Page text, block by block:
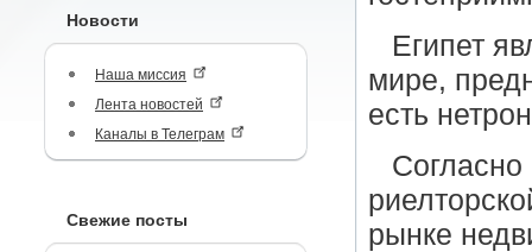
Новости
Наша миссия
Лента новостей
Каналы в Телеграм
Свежие посты
Египет
мире,
есть
рынке